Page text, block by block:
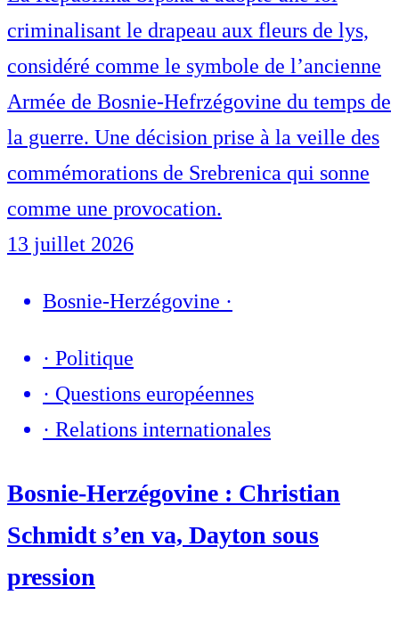
criminalisant le drapeau aux fleurs de lys,
considéré comme le symbole de l’ancienne
Armée de Bosnie-Hefrzégovine du temps de
la guerre. Une décision prise à la veille des
commémorations de Srebrenica qui sonne
comme une provocation.
13 juillet 2026
Bosnie-Herzégovine ·
· Politique
· Questions européennes
· Relations internationales
Bosnie-Herzégovine : Christian
Schmidt s’en va, Dayton sous
pression